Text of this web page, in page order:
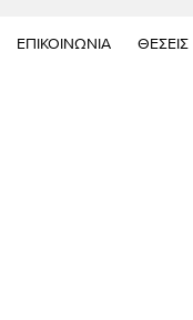
ΕΠΙΚΟΙΝΩΝΊΑ ΘΈΣΕΙΣ